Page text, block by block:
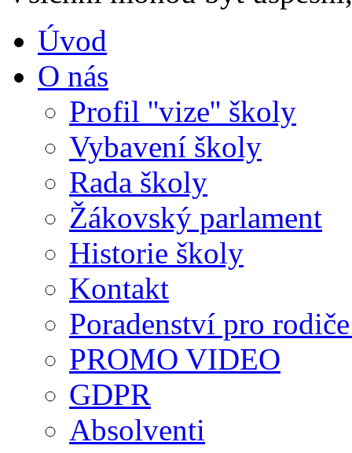
Úvod
O nás
Profil ''vize'' školy
Vybavení školy
Rada školy
Žákovský parlament
Historie školy
Kontakt
Poradenství pro
PROMO VIDEO
GDPR
Absolventi